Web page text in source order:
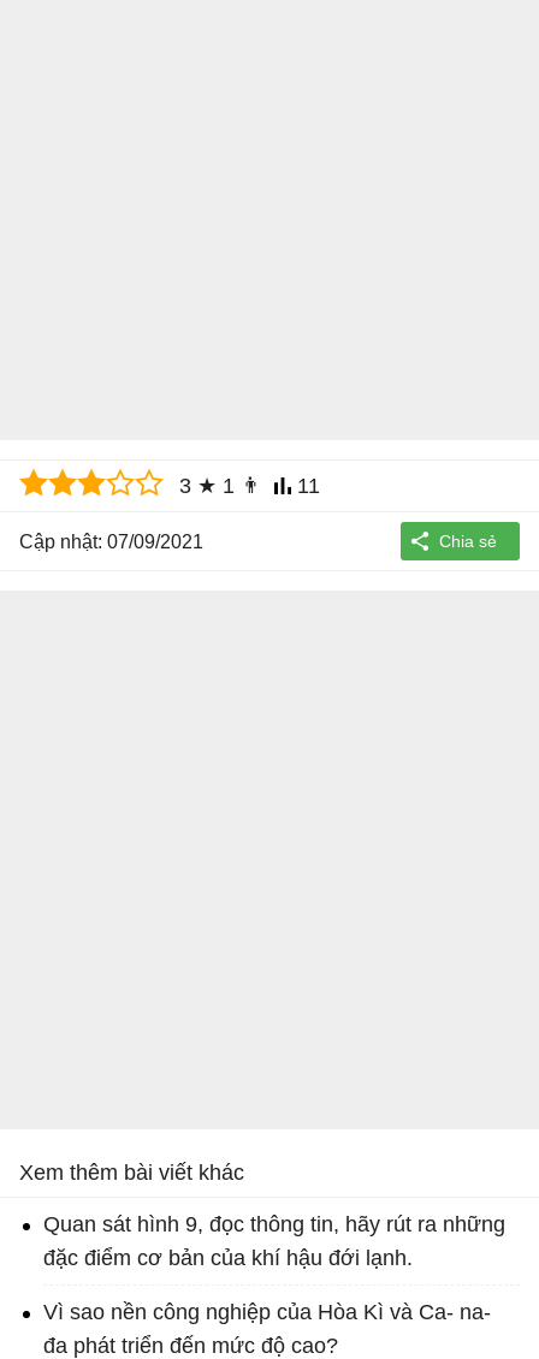
3 ★ 1 👨 11
Cập nhật: 07/09/2021
Xem thêm bài viết khác
Quan sát hình 9, đọc thông tin, hãy rút ra những
đặc điểm cơ bản của khí hậu đới lạnh.
Vì sao nền công nghiệp của Hòa Kì và Ca- na-
đa phát triển đến mức độ cao?